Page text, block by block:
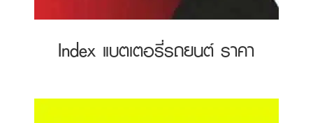
Index แบตเตอรี่รถยนต์ ราคา